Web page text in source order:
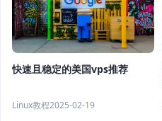
快速且稳定的美国vps推荐
Linux教程2025-02-19